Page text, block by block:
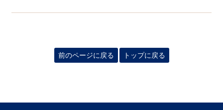
前のページに戻る トップに戻る